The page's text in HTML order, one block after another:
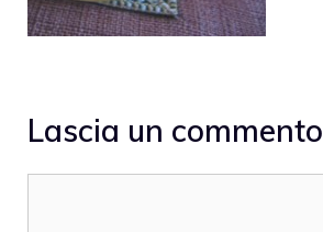
Lascia un commento